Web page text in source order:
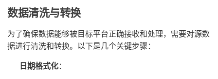
数据清洗与转换
为了确保数据能够被目标平台正确接收和处理，需要对源数
据进行清洗和转换。以下是几个关键步骤：
日期格式化：